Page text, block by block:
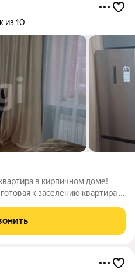
из 10
в кирпичном доме!
к заселению квартира в
сдачу или для пожилых